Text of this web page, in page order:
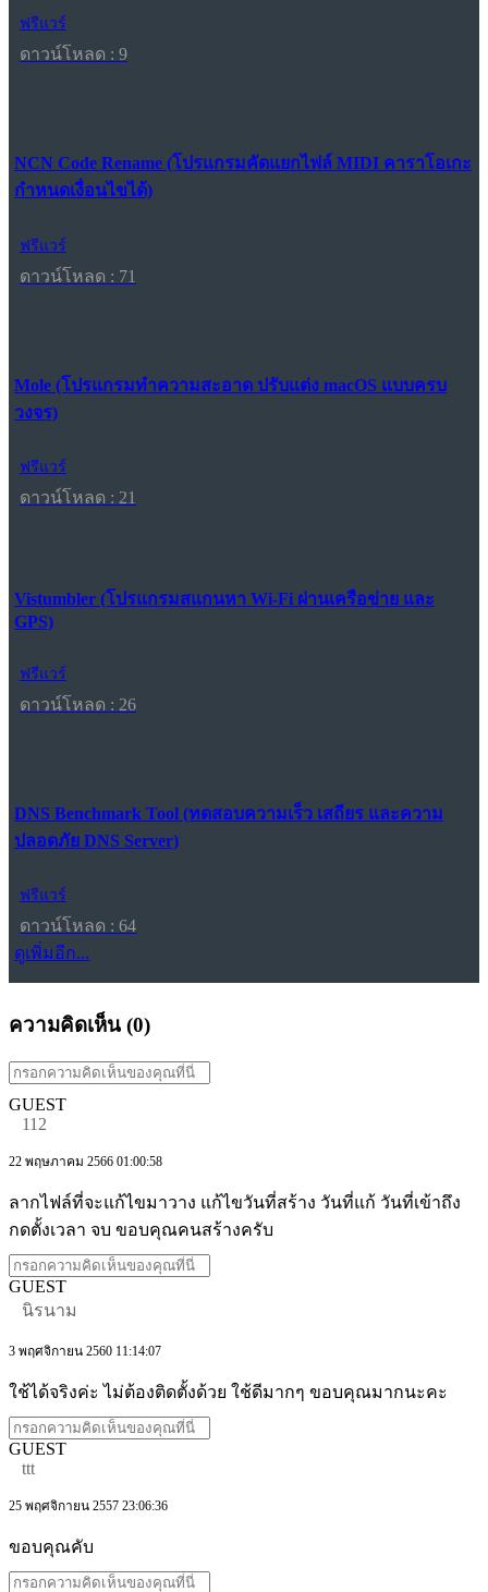
ฟรีแวร์
ดาวน์โหลด : 9
NCN Code Rename (โปรแกรมคัดแยกไฟล์ MIDI คาราโอเกะ
กำหนดเงื่อนไขได้)
ฟรีแวร์
ดาวน์โหลด : 71
Mole (โปรแกรมทำความสะอาด ปรับแต่ง macOS แบบครบ
วงจร)
ฟรีแวร์
ดาวน์โหลด : 21
Vistumbler (โปรแกรมสแกนหา Wi-Fi ผ่านเครือข่าย และ
GPS)
ฟรีแวร์
ดาวน์โหลด : 26
DNS Benchmark Tool (ทดสอบความเร็ว เสถียร และความ
ปลอดภัย DNS Server)
ฟรีแวร์
ดาวน์โหลด : 64
ดูเพิ่มอีก...
ความคิดเห็น (0)
GUEST
112
22 พฤษภาคม 2566 01:00:58
ลากไฟล์ที่จะแก้ไขมาวาง แก้ไขวันที่สร้าง วันที่แก้ วันที่เข้าถึง
กดตั้งเวลา จบ ขอบคุณคนสร้างครับ
GUEST
นิรนาม
3 พฤศจิกายน 2560 11:14:07
ใช้ได้จริงค่ะ ไม่ต้องติดตั้งด้วย ใช้ดีมากๆ ขอบคุณมากนะคะ
GUEST
ttt
25 พฤศจิกายน 2557 23:06:36
ขอบคุณคับ